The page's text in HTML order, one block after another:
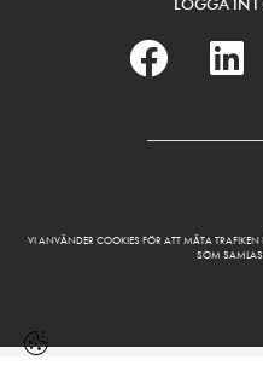
VI ANVÄNDER COOKIES FÖR ATT MÄTA
SOM